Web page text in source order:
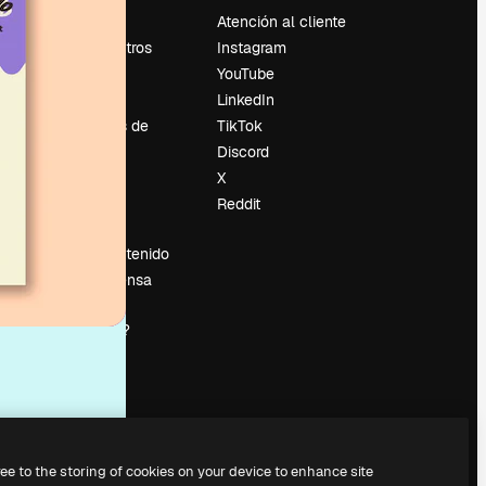
Sobre nosotros
Tendencias de
Vender contenido
Sala de prensa
magnific.ai?
Atención al cliente
Instagram
YouTube
LinkedIn
TikTok
Discord
X
Reddit
to the storing of cookies on your device to enhance site